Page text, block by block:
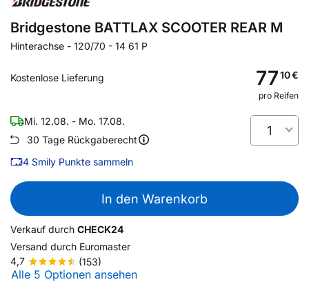
Bridgestone BATTLAX SCOOTER REAR M
Hinterachse - 120/70 - 14 61 P
Kostenlose Lieferung 7710€
pro Reifen
Mi. 12.08. - Mo. 17.08.
30 Tage Rückgaberecht
4 Smily Punkte sammeln
1
In den Warenkorb
Verkauf durch CHECK24
Versand durch Euromaster
4,7
(153)
Alle 5 Optionen ansehen